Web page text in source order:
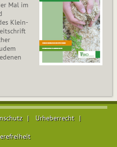
Mal im
Klein­
Urheberrecht